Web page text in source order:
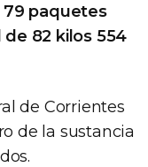
79 paquetes
82 kilos 554
de Corrientes
de la sustancia